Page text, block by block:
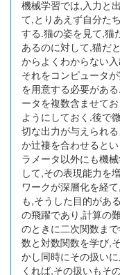
機械学習では,入力と
て,とりあえず自分た
する.猫の姿を見て,猫
あるのに対して,猫だ
からよくわからない
それをコンピュータ
を用意する必要があ
ータを複数含ませて
ようにしておく.後で
切な出力が与えられ
か辻褄を合わせると
ラメータ以外にも機
して,その表現能力を
ワークが深層化を経
も,そうした目的があ
の飛躍であり,計算の
のときに二次関数ま
数と対数関数を学び,
かし同時にその扱い
くれば,その扱いもそ